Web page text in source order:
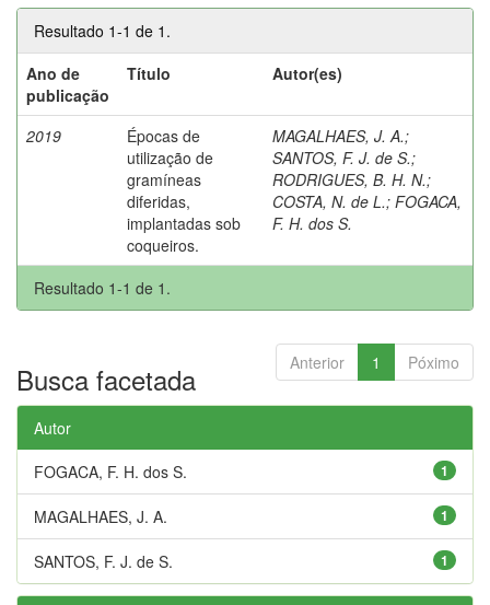
Resultado 1-1 de 1.
Ano de
publicação
Título Autor(es)
2019
Épocas de
utilização de
gramíneas
diferidas,
implantadas sob
coqueiros.
MAGALHAES, J. A.;
SANTOS, F. J. de S.;
RODRIGUES, B. H. N.;
COSTA, N. de L.; FOGACA,
F. H. dos S.
Resultado 1-1 de 1.
Anterior 1 Póximo
Busca facetada
Autor
1
FOGACA, F. H. dos S.
1
MAGALHAES, J. A.
1
SANTOS, F. J. de S.